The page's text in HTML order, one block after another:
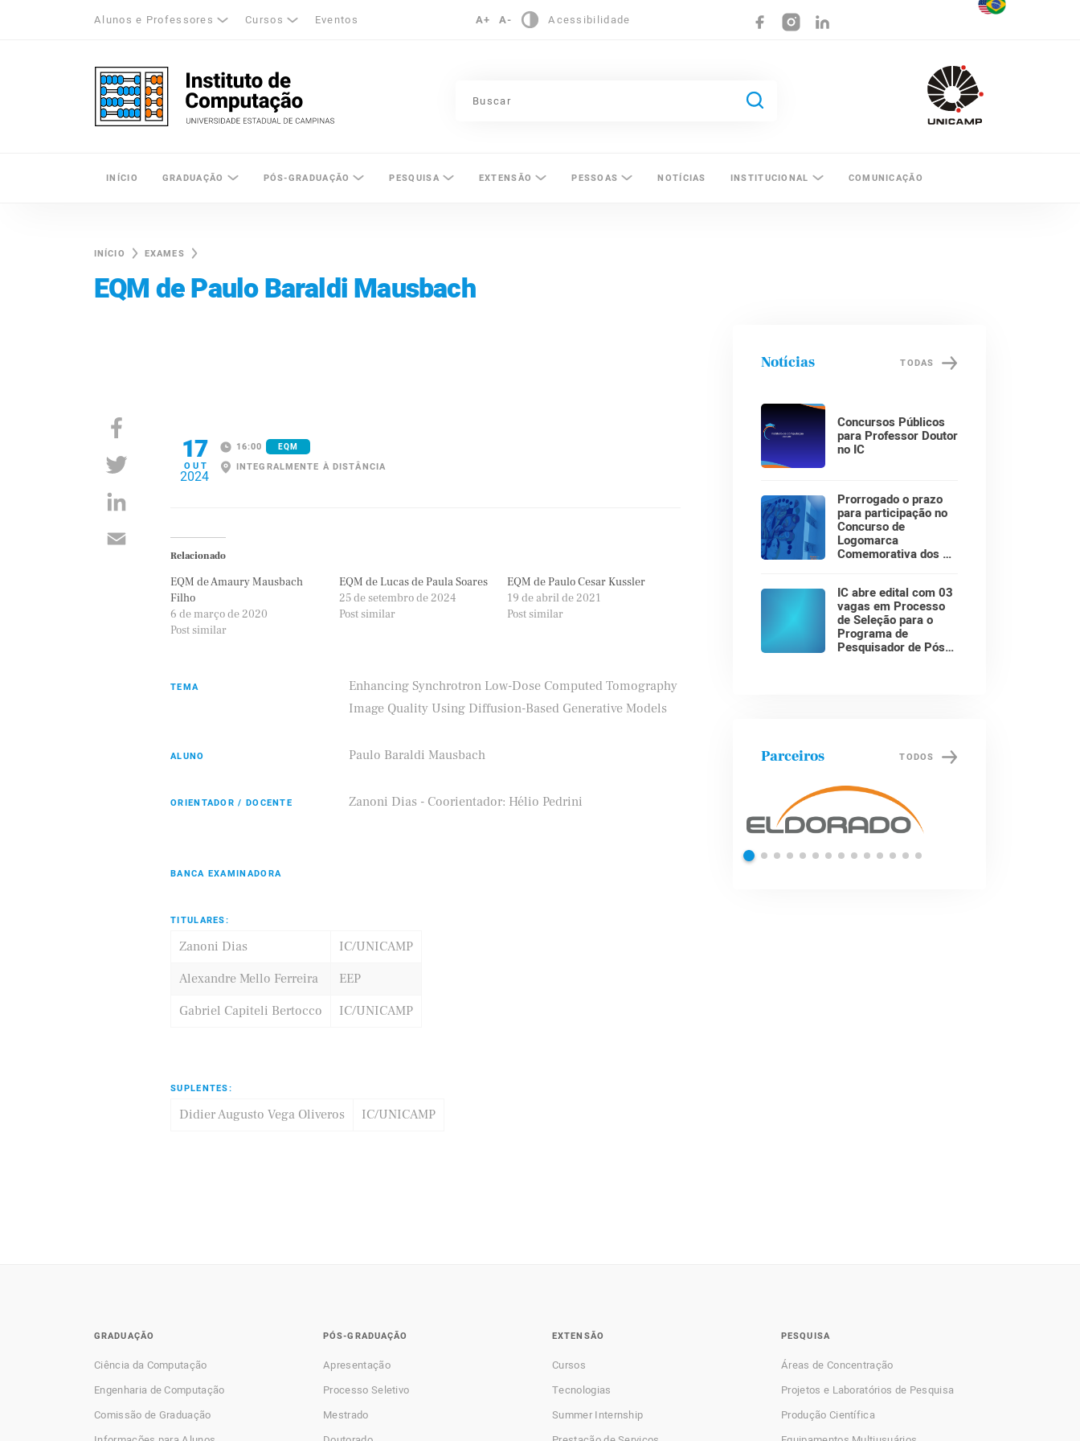
Alunos e Professores Cursos Eventos A+ A- Acessibilidade
Unicamp - Universidade Estadual de Campinas
INÍCIO GRADUAÇÃO PÓS-GRADUAÇÃO PESQUISA EXTENSÃO PESSOAS NOTÍCIAS INSTITUCIONAL COMUNICAÇÃO
INÍCIO EXAMES
EQM de Paulo Baraldi Mausbach
17
OUT
2024
16:00 EQM
INTEGRALMENTE À DISTÂNCIA
Relacionado
EQM de Amaury Mausbach
Filho
6 de março de 2020
Post similar
EQM de Lucas de Paula Soares
25 de setembro de 2024
Post similar
EQM de Paulo Cesar Kussler
19 de abril de 2021
Post similar
TEMA
Enhancing Synchrotron Low-Dose Computed Tomography
Image Quality Using Diffusion-Based Generative Models
ALUNO Paulo Baraldi Mausbach
ORIENTADOR / DOCENTE Zanoni Dias - Coorientador: Hélio Pedrini
BANCA EXAMINADORA
TITULARES:
Zanoni Dias
IC/UNICAMP
Alexandre Mello Ferreira
EEP
Gabriel Capiteli Bertocco
IC/UNICAMP
SUPLENTES:
Didier Augusto Vega Oliveros IC/UNICAMP
Notícias TODAS
Concursos Públicos
para Professor Doutor
no IC
Prorrogado o prazo
para participação no
Concurso de
Logomarca
Comemorativa dos 30
IC abre edital com 03
vagas em Processo
de Seleção para o
Programa de
Pesquisador de Pós-
Parceiros TODOS
ifood Shell
GRADUAÇÃO
Ciência da Computação
Engenharia de Computação
Comissão de Graduação
PÓS-GRADUAÇÃO
Apresentação
Processo Seletivo
Mestrado
EXTENSÃO
Cursos
Tecnologias
Summer Internship
PESQUISA
Áreas de Concentração
Projetos e Laboratórios de Pesquisa
Produção Científica